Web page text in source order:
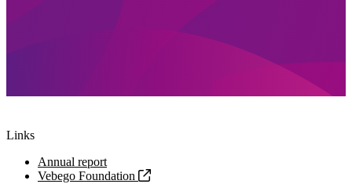
Links
Annual report
Vebego Foundation